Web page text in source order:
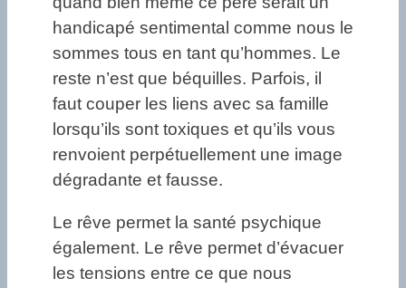
handicapé sentimental comme nous le
sommes tous en tant qu’hommes. Le
reste n’est que béquilles. Parfois, il
faut couper les liens avec sa famille
lorsqu’ils sont toxiques et qu’ils vous
renvoient perpétuellement une image
dégradante et fausse.
Le rêve permet la santé psychique
également. Le rêve permet d’évacuer
les tensions entre ce que nous